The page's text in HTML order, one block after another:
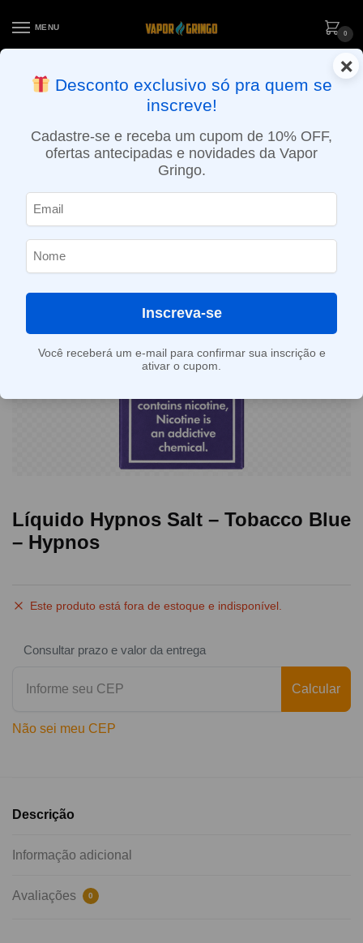
MENU
0
ENTREGA NO MESMO DIA EM SÃO PAULO (SEG A SEX): PEDIDOS
APROVADOS ATÉ 15:30 VIA MOTOBOY
Líquido Hypnos Salt – Tobacco Blue
– Hypnos
Este produto está fora de estoque e indisponível.
Consultar prazo e valor da entrega
Calcular
Não sei meu CEP
Descrição
Informação adicional
Avaliações 0
×
Desconto exclusivo só pra quem se
inscreve!
Cadastre-se e receba um cupom de 10% OFF,
ofertas antecipadas e novidades da Vapor
Gringo.
Inscreva-se
Você receberá um e-mail para confirmar sua inscrição e
ativar o cupom.